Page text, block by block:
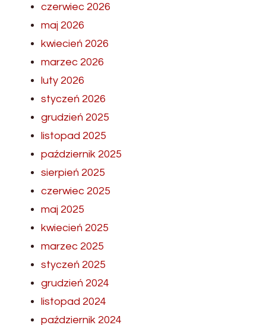
czerwiec 2026
maj 2026
kwiecień 2026
marzec 2026
luty 2026
styczeń 2026
grudzień 2025
listopad 2025
październik 2025
sierpień 2025
czerwiec 2025
maj 2025
kwiecień 2025
marzec 2025
styczeń 2025
grudzień 2024
listopad 2024
październik 2024